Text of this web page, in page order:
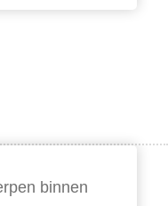
binnen